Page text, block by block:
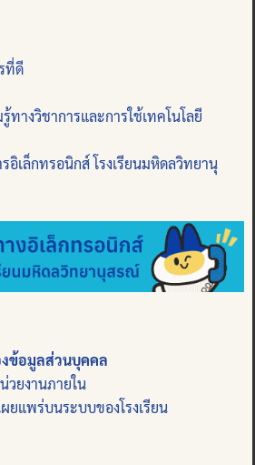
ที่ดี
ทางวิชาการและการใช้เทคโนโลยี
อิเล็กทรอนิกส์ โรงเรียนมหิดลวิทยานุ
ข้อมูลส่วนบุคคล
วยงานภายใน
ยแพร่บนระบบของโรงเรียน